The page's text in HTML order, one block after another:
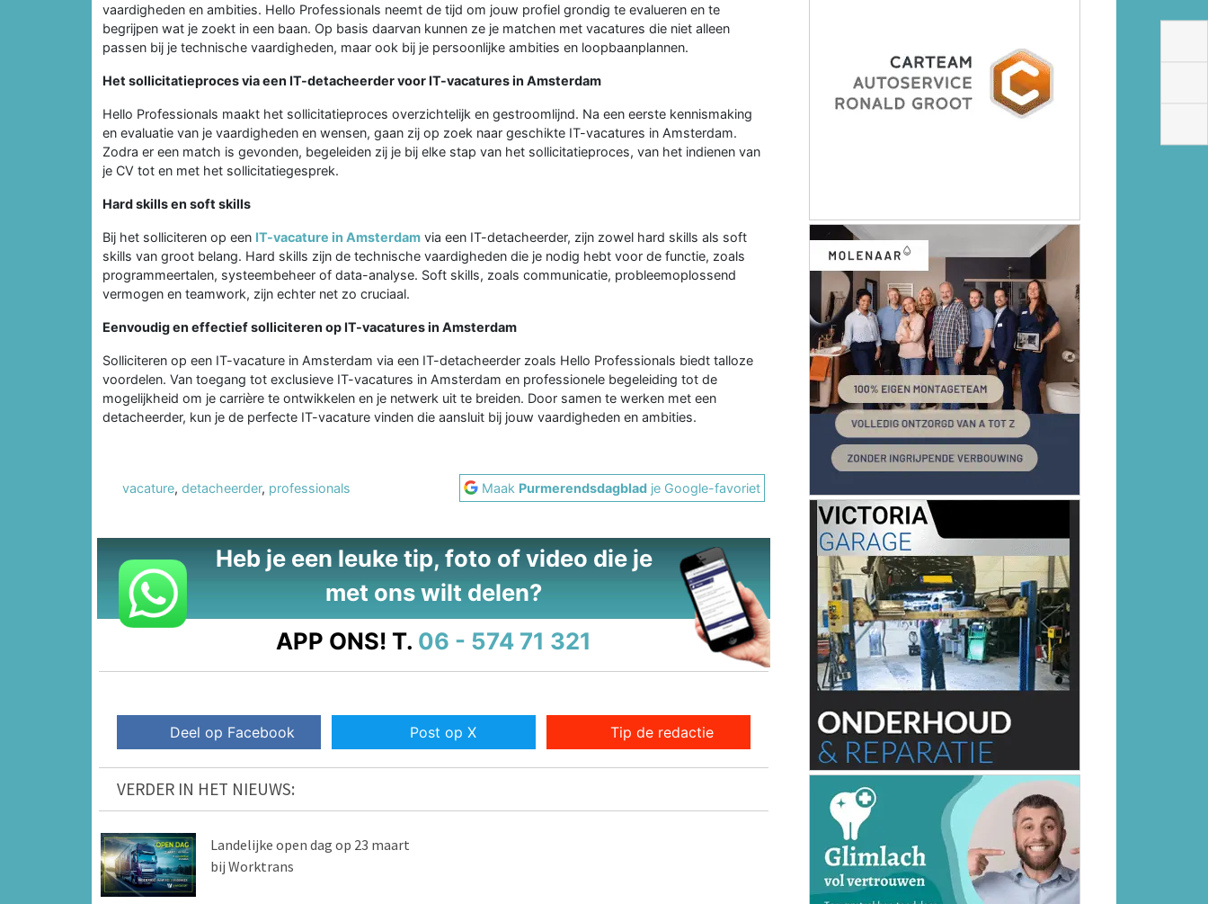
vaardigheden en ambities. Hello Professionals neemt de tijd om jouw profiel grondig te evalueren en te
begrijpen wat je zoekt in een baan. Op basis daarvan kunnen ze je matchen met vacatures die niet alleen
passen bij je technische vaardigheden, maar ook bij je persoonlijke ambities en loopbaanplannen.
Het sollicitatieproces via een IT-detacheerder voor IT-vacatures in Amsterdam
Hello Professionals maakt het sollicitatieproces overzichtelijk en gestroomlijnd. Na een eerste kennismaking
en evaluatie van je vaardigheden en wensen, gaan zij op zoek naar geschikte IT-vacatures in Amsterdam.
Zodra er een match is gevonden, begeleiden zij je bij elke stap van het sollicitatieproces, van het indienen van
je CV tot en met het sollicitatiegesprek.
Hard skills en soft skills
Bij het solliciteren op een IT-vacature in Amsterdam via een IT-detacheerder, zijn zowel hard skills als soft
skills van groot belang. Hard skills zijn de technische vaardigheden die je nodig hebt voor de functie, zoals
programmeertalen, systeembeheer of data-analyse. Soft skills, zoals communicatie, probleemoplossend
vermogen en teamwork, zijn echter net zo cruciaal.
Eenvoudig en effectief solliciteren op IT-vacatures in Amsterdam
Solliciteren op een IT-vacature in Amsterdam via een IT-detacheerder zoals Hello Professionals biedt talloze
voordelen. Van toegang tot exclusieve IT-vacatures in Amsterdam en professionele begeleiding tot de
mogelijkheid om je carrière te ontwikkelen en je netwerk uit te breiden. Door samen te werken met een
detacheerder, kun je de perfecte IT-vacature vinden die aansluit bij jouw vaardigheden en ambities.
vacature, detacheerder, professionals Maak Purmerendsdagblad je Google-favoriet
Heb je een leuke tip, foto of video die je
met ons wilt delen?
APP ONS! T. 06 - 574 71 321
Deel op Facebook Post op X Tip de redactie
VERDER IN HET NIEUWS:
Landelijke open dag op 23 maart
bij Worktrans